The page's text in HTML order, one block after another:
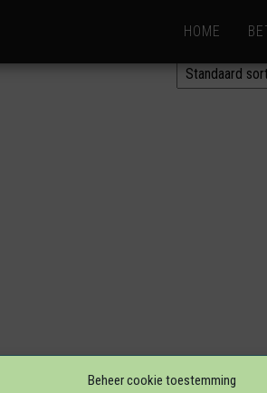
Beheer cookie toestemming
HOME
Deze optie kan gekozen worden op de